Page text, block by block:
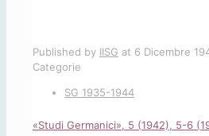
Published by IISG at 6 Dicembre
Categorie
SG 1935-1944
«Studi Germanici», 5 (1942), 5-6